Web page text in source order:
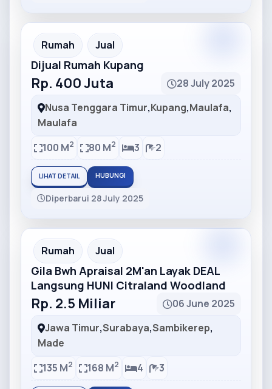
Partner Ad
Rumah Jual
Dijual Rumah Kupang
Rp. 400 Juta
28 July 2025
Nusa Tenggara Timur,Kupang,Maulafa,
Maulafa
100 M2 80 M2 3 2
LIHAT DETAIL HUBUNGI
Diperbarui 28 July 2025
Partner Ad
Rumah Jual
Gila Bwh Apraisal 2M'an Layak DEAL
Langsung HUNI Citraland Woodland
Rp. 2.5 Miliar
06 June 2025
Jawa Timur,Surabaya,Sambikerep,
Made
135 M2 168 M2 4 3